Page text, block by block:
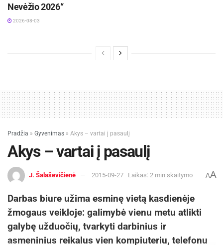
Nevėžio 2026“
2026-08-03
Pradžia » Gyvenimas » Akys – vartai į pasaulį
Akys – vartai į pasaulį
J. Šalaševičienė 2015-09-27 Laikas: 2 min skaitymo AA
Darbas biure užima esminę vietą kasdienėje
žmogaus veikloje: galimybė vienu metu atlikti
galybę užduočių, tvarkyti darbinius ir
asmeninius reikalus vien kompiuteriu, telefonu